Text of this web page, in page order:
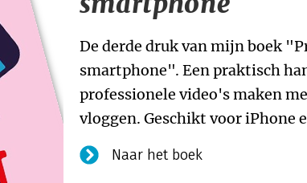
De derde druk van mijn boek
smartphone". Een praktisch
professionele video's maken
vloggen. Geschikt voor iPhone
Naar het boek